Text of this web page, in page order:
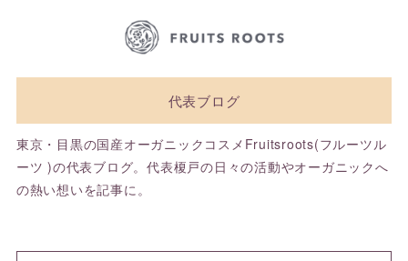
代表ブログ
東京・目黒の国産オーガニックコスメFruitsroots(フルーツル
ーツ )の代表ブログ。代表榎戸の日々の活動やオーガニックへ
の熱い想いを記事に。